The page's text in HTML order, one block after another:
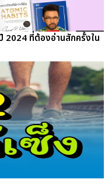
2024 ที่ต้องอ่านสักครั้งใน